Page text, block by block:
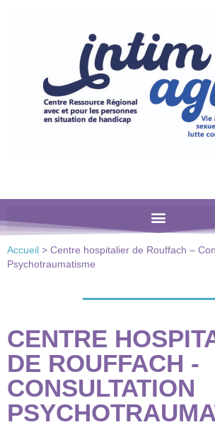
comprend
Accueil > Centre hospitalier de Rouffach –
Psychotraumatisme
CENTRE
DE ROUFFACH -
CONSULTATION